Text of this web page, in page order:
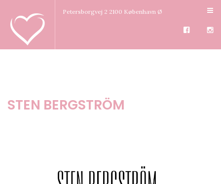
Petersborgvej 2 2100 København Ø
STEN BERGSTRÖM